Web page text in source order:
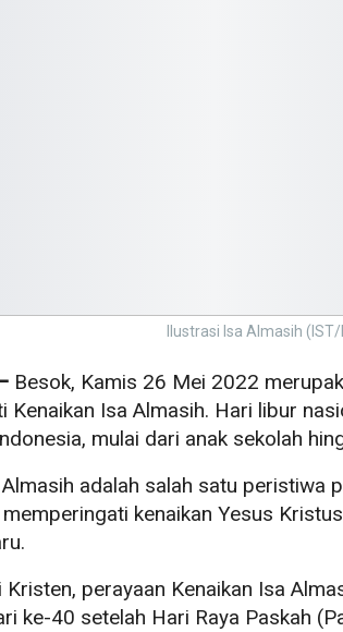
Ilustrasi Isa Almasih
Besok, Kamis 26 Mei 2022
Kenaikan Isa Almasih. Hari libur
mulai dari anak sekolah
adalah salah satu peristiwa
kenaikan Yesus
Kristen, perayaan Kenaikan Isa
ke-40 setelah Hari Raya Paskah